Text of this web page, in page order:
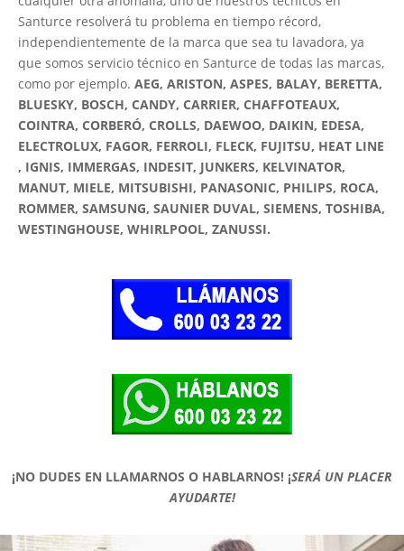
Santurce resolverá tu problema en tiempo récord,
independientemente de la marca que sea tu lavadora, ya
que somos servicio técnico en Santurce de todas las marcas,
como por ejemplo. AEG, ARISTON, ASPES, BALAY, BERETTA,
BLUESKY, BOSCH, CANDY, CARRIER, CHAFFOTEAUX,
COINTRA, CORBERÓ, CROLLS, DAEWOO, DAIKIN, EDESA,
ELECTROLUX, FAGOR, FERROLI, FLECK, FUJITSU, HEAT LINE
, IGNIS, IMMERGAS, INDESIT, JUNKERS, KELVINATOR,
MANUT, MIELE, MITSUBISHI, PANASONIC, PHILIPS, ROCA,
ROMMER, SAMSUNG, SAUNIER DUVAL, SIEMENS, TOSHIBA,
WESTINGHOUSE, WHIRLPOOL, ZANUSSI.
¡NO DUDES EN LLAMARNOS O HABLARNOS! ¡SERÁ UN PLACER
AYUDARTE!